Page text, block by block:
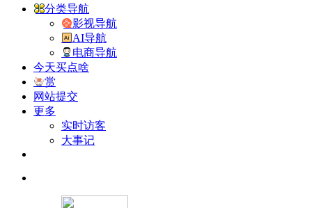
分类导航
影视导航
AI导航
电商导航
今天买点啥
赏
网站提交
更多
实时访客
大事记